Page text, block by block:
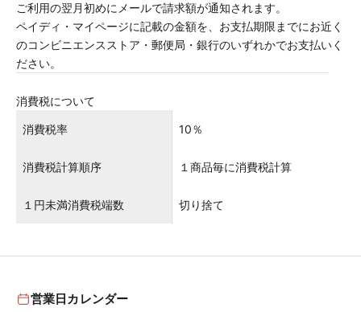
ご利用の翌月初めにメールで請求額が通知されます。
ペイディ・マイページに記載の金額を、お支払期限までにお近く
のコンビニエンスストア・郵便局・銀行のいずれかでお支払いく
ださい。
消費税について
消費税率 10％
消費税計算順序 １商品毎に消費税計算
１円未満消費税端数 切り捨て
営業日カレンダー